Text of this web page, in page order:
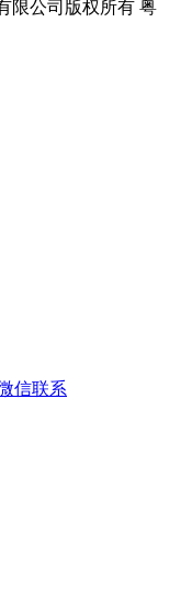
限公司版权所有 粤
信联系